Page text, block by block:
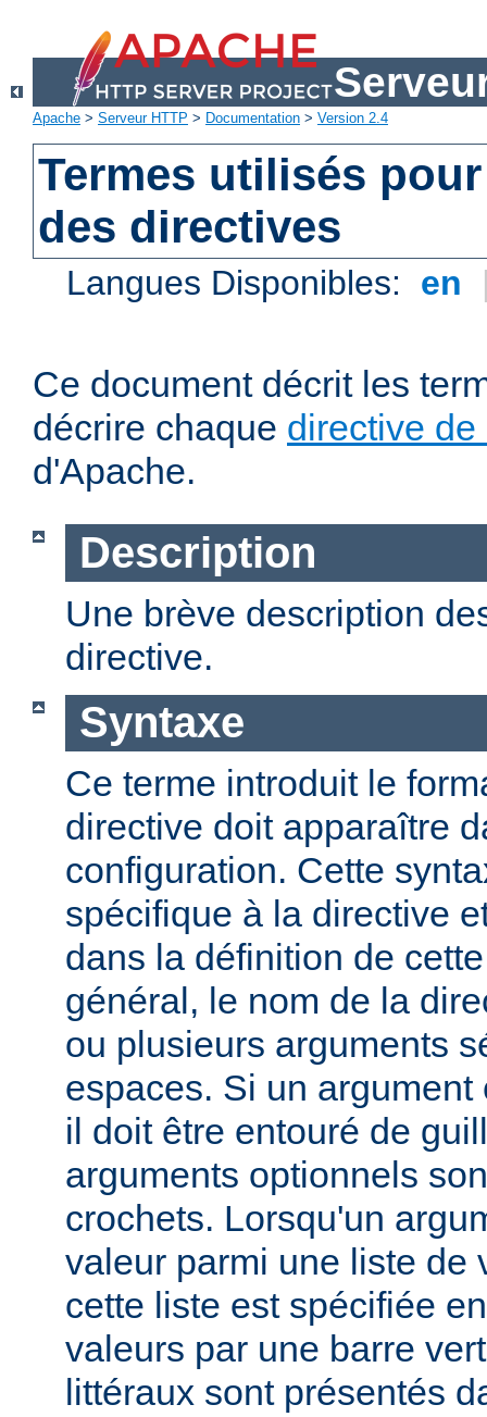
Apache > Serveur HTTP > Documentation > Version 2.4
Termes utilisés
des directives
Langues Disponibles: en
Ce document décrit les
décrire chaque directive
d'Apache.
Description
Une brève description
directive.
Syntaxe
Ce terme introduit le
directive doit apparaître
configuration. Cette
spécifique à la directive
dans la définition de
général, le nom de la
ou plusieurs arguments
espaces. Si un
il doit être entouré de
arguments optionnels
crochets. Lorsqu'un
valeur parmi une liste de
cette liste est spécifiée
valeurs par une barre
littéraux sont présentés